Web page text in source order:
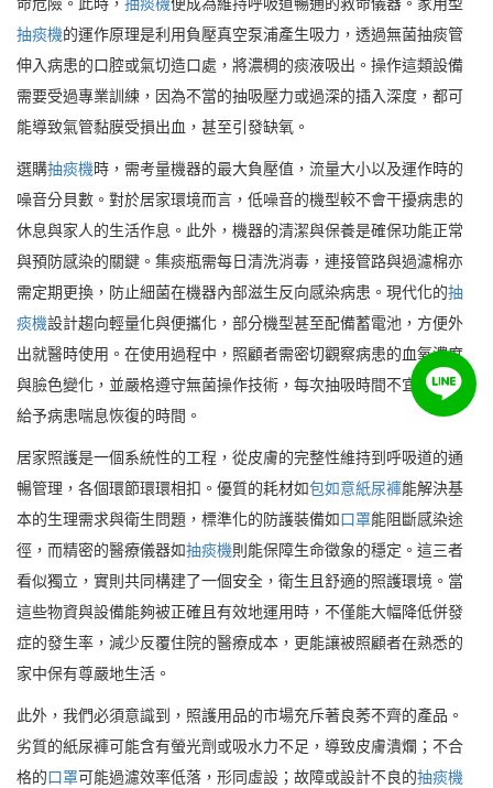
命危險。此時， 抽痰機便成為維持呼吸道暢通的救命儀器。家用型
抽痰機的運作原理是利用負壓真空泵浦產生吸力，透過無菌抽痰管
伸入病患的口腔或氣切造口處，將濃稠的痰液吸出。操作這類設備
需要受過專業訓練，因為不當的抽吸壓力或過深的插入深度，都可
能導致氣管黏膜受損出血，甚至引發缺氧。
選購抽痰機時，需考量機器的最大負壓值，流量大小以及運作時的
噪音分貝數。對於居家環境而言，低噪音的機型較不會干擾病患的
休息與家人的生活作息。此外，機器的清潔與保養是確保功能正常
與預防感染的關鍵。集痰瓶需每日清洗消毒，連接管路與過濾棉亦
需定期更換，防止細菌在機器內部滋生反向感染病患。現代化的抽
痰機設計趨向輕量化與便攜化，部分機型甚至配備蓄電池，方便外
出就醫時使用。在使用過程中，照顧者需密切觀察病患的血氧濃度
與臉色變化，並嚴格遵守無菌操作技術，每次抽吸時間不宜過長，
給予病患喘息恢復的時間。
居家照護是一個系統性的工程，從皮膚的完整性維持到呼吸道的通
暢管理，各個環節環環相扣。優質的耗材如包如意紙尿褲能解決基
本的生理需求與衛生問題，標準化的防護裝備如口罩能阻斷感染途
徑，而精密的醫療儀器如抽痰機則能保障生命徵象的穩定。這三者
看似獨立，實則共同構建了一個安全，衛生且舒適的照護環境。當
這些物資與設備能夠被正確且有效地運用時，不僅能大幅降低併發
症的發生率，減少反覆住院的醫療成本，更能讓被照顧者在熟悉的
家中保有尊嚴地生活。
此外，我們必須意識到，照護用品的市場充斥著良莠不齊的產品。
劣質的紙尿褲可能含有螢光劑或吸水力不足，導致皮膚潰爛；不合
格的口罩可能過濾效率低落，形同虛設；故障或設計不良的抽痰機